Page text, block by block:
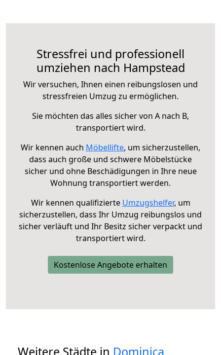
Stressfrei und professionell
umziehen nach Hampstead
Wir versuchen, Ihnen einen reibungslosen und
stressfreien Umzug zu ermöglichen.
Sie möchten das alles sicher von A nach B,
transportiert wird.
Wir kennen auch Möbellifte, um sicherzustellen,
dass auch große und schwere Möbelstücke
sicher und ohne Beschädigungen in Ihre neue
Wohnung transportiert werden.
Wir kennen qualifizierte Umzugshelfer, um
sicherzustellen, dass Ihr Umzug reibungslos und
sicher verläuft und Ihr Besitz sicher verpackt und
transportiert wird.
Kostenlose Angebote erhalten
Weitere Städte in Dominica